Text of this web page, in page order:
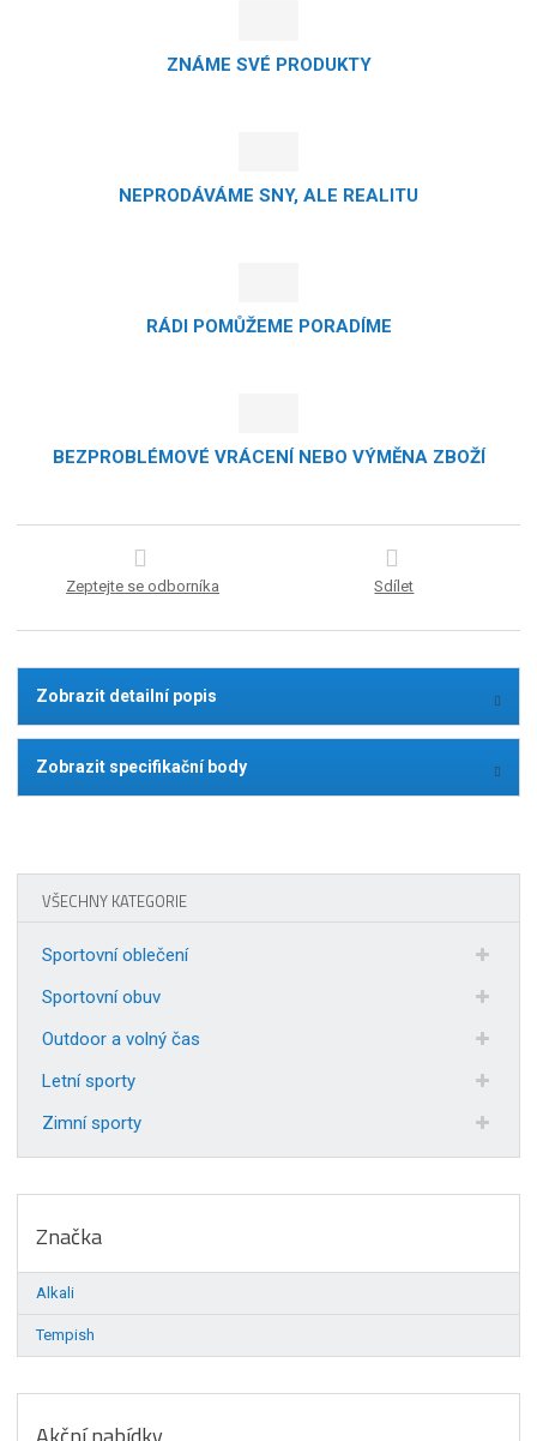
ZNÁME SVÉ PRODUKTY
NEPRODÁVÁME SNY, ALE REALITU
RÁDI POMŮŽEME PORADÍME
BEZPROBLÉMOVÉ VRÁCENÍ NEBO VÝMĚNA ZBOŽÍ
Zeptejte se odborníka Sdílet
Zobrazit detailní popis
Zobrazit specifikační body
VŠECHNY KATEGORIE
Sportovní oblečení
Sportovní obuv
Outdoor a volný čas
Letní sporty
Zimní sporty
Značka
Alkali
Tempish